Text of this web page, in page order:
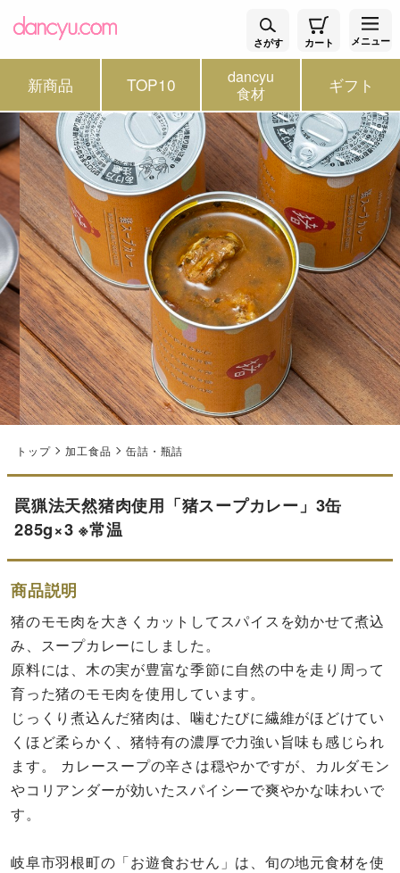
さがす カート メニュー
新商品 TOP10 dancyu
食材 ギフト
トップ 加工食品 缶詰・瓶詰
罠猟法天然猪肉使用「猪スープカレー」3缶
285g×3 ※常温
商品説明
猪のモモ肉を大きくカットしてスパイスを効かせて煮込
み、スープカレーにしました。
原料には、木の実が豊富な季節に自然の中を走り周って
育った猪のモモ肉を使用しています。
じっくり煮込んだ猪肉は、噛むたびに繊維がほどけてい
くほど柔らかく、猪特有の濃厚で力強い旨味も感じられ
ます。 カレースープの辛さは穏やかですが、カルダモン
やコリアンダーが効いたスパイシーで爽やかな味わいで
す。
岐阜市羽根町の「お遊食おせん」は、旬の地元食材を使